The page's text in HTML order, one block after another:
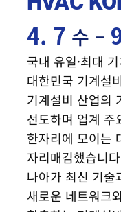
4. 7 수 –
국내 유일·최대
대한민국 기계설
기계설비 산업의
선도하며 업계 주
한자리에 모이는
자리매김했습니
나아가 최신 기술
새로운 네트워크